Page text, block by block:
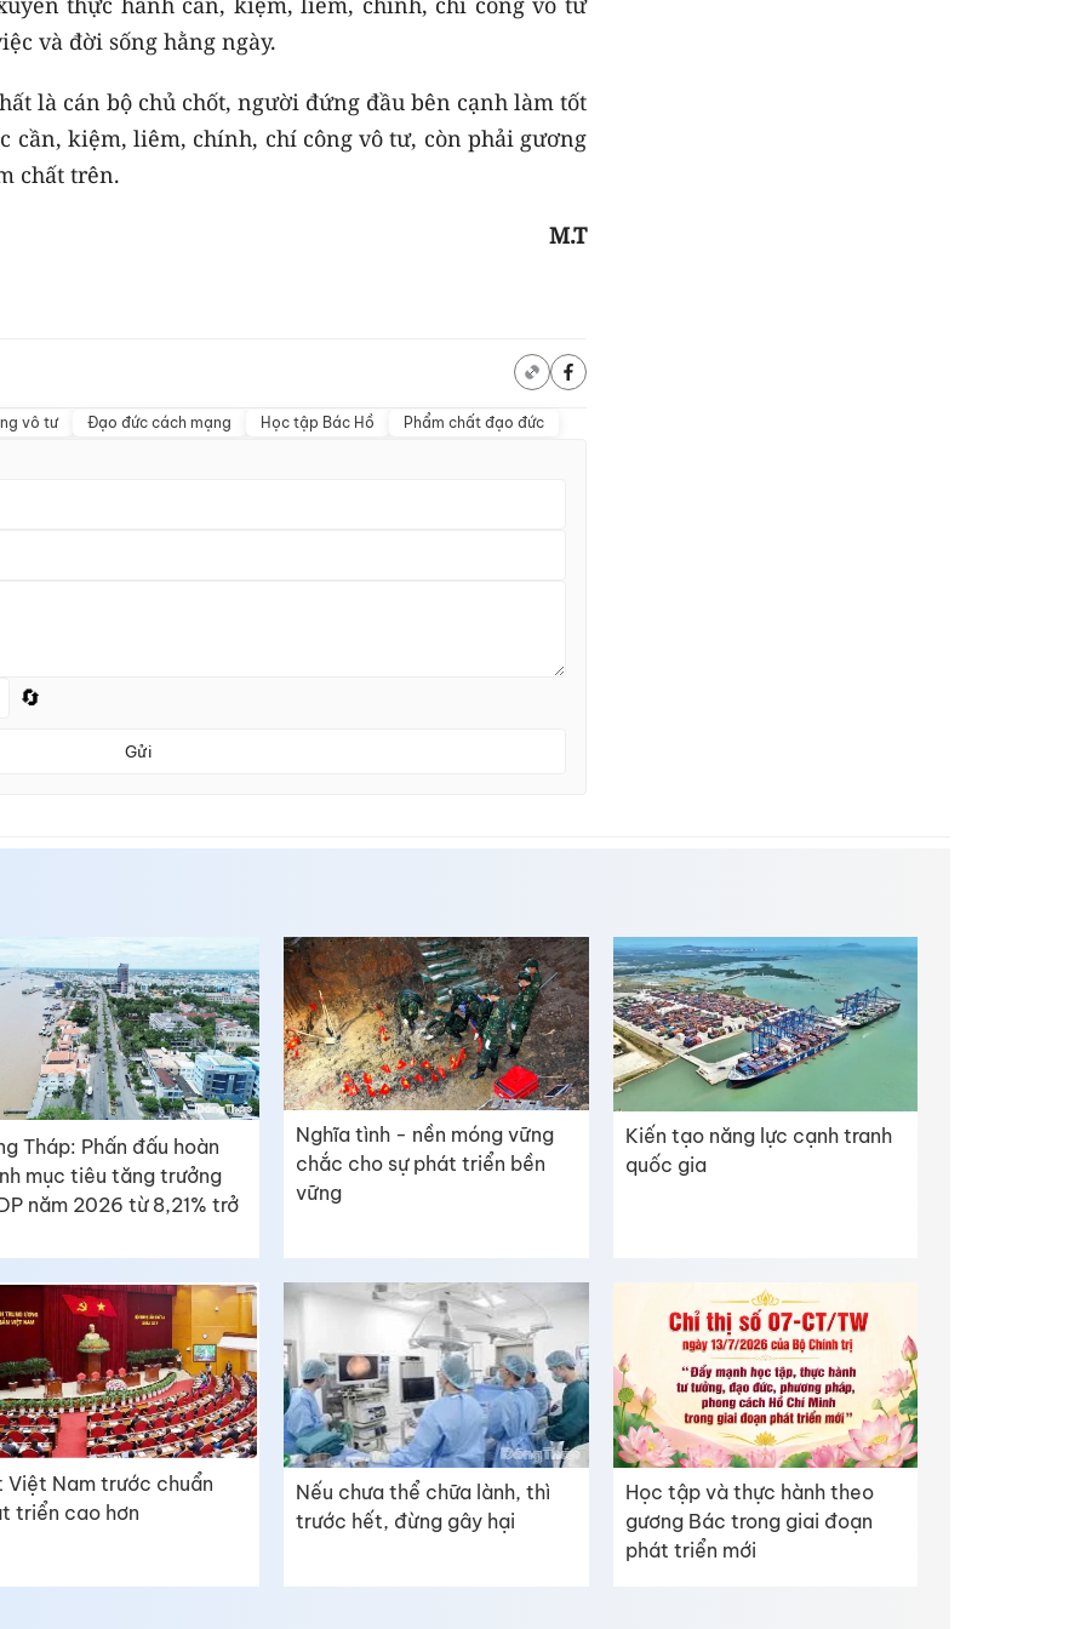
và đời sống hằng ngày.
là cán bộ chủ chốt, người đứng đầu bên cạnh làm tốt
cần, kiệm, liêm, chính, chí công vô tư, còn phải gương
chất trên.
M.T
vô tư Đạo đức cách mạng Học tập Bác Hồ Phẩm chất đạo đức
🔄
Gửi
Tháp: Phấn đấu hoàn
mục tiêu tăng trưởng
năm 2026 từ 8,21% trở
Nghĩa tình - nền móng vững
chắc cho sự phát triển bền
vững
Kiến tạo năng lực cạnh tranh
quốc gia
Nam trước chuẩn
triển cao hơn
Nếu chưa thể chữa lành, thì
trước hết, đừng gây hại
Học tập và thực hành theo
gương Bác trong giai đoạn
phát triển mới